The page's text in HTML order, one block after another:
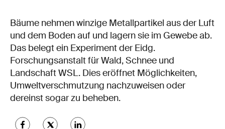
Bäume nehmen winzige Metallpartikel aus der Luft
und dem Boden auf und lagern sie im Gewebe ab.
Das belegt ein Experiment der Eidg.
Forschungsanstalt für Wald, Schnee und
Landschaft WSL. Dies eröffnet Möglichkeiten,
Umweltverschmutzung nachzuweisen oder
dereinst sogar zu beheben.